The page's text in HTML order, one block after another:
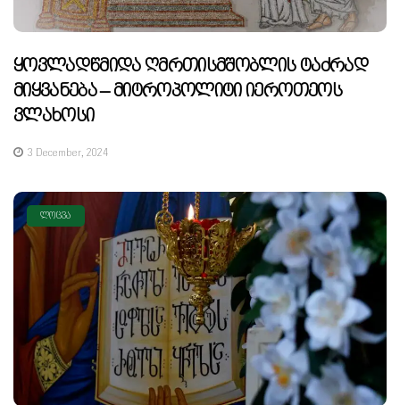
Ყოვლადწმიდა Ღმრთისმშობლის Ტაძრად
Მიყვანება – Მიტროპოლიტი Იეროთეოს
Ვლახოსი
3 December, 2024
ᲚᲝᲪᲕᲐ